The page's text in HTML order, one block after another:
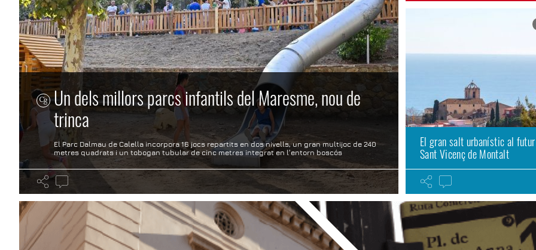
Un dels millors parcs infantils del Maresme, nou de
trinca
El Parc Dalmau de Calella incorpora 16 jocs repartits en dos nivells, un gran multijoc de 240
metres quadrats i un tobogan tubular de cinc metres integrat en l’entorn boscós
El gran salt urbanístic al
Sant Vicenç de Montalt